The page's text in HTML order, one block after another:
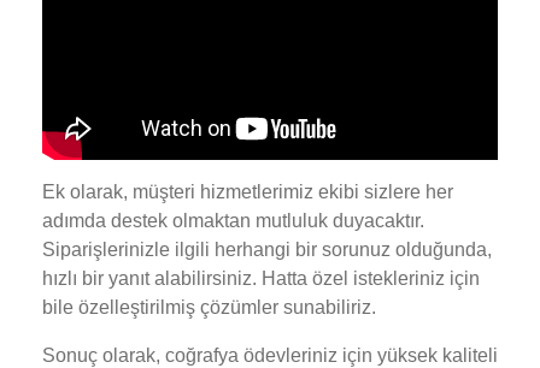
Ek olarak, müşteri hizmetlerimiz ekibi sizlere her
adımda destek olmaktan mutluluk duyacaktır.
Siparişlerinizle ilgili herhangi bir sorunuz olduğunda,
hızlı bir yanıt alabilirsiniz. Hatta özel istekleriniz için
bile özelleştirilmiş çözümler sunabiliriz.
Sonuç olarak, coğrafya ödevleriniz için yüksek kaliteli